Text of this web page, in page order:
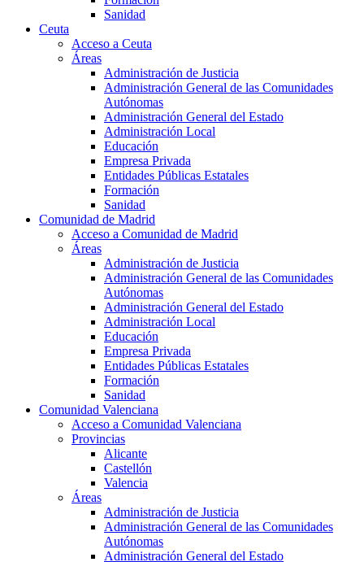
Sanidad
Ceuta
Acceso a Ceuta
Áreas
Administración de Justicia
Administración General de las Comunidades
Autónomas
Administración General del Estado
Administración Local
Educación
Empresa Privada
Entidades Públicas Estatales
Formación
Sanidad
Comunidad de Madrid
Acceso a Comunidad de Madrid
Áreas
Administración de Justicia
Administración General de las Comunidades
Autónomas
Administración General del Estado
Administración Local
Educación
Empresa Privada
Entidades Públicas Estatales
Formación
Sanidad
Comunidad Valenciana
Acceso a Comunidad Valenciana
Provincias
Alicante
Castellón
Valencia
Áreas
Administración de Justicia
Administración General de las Comunidades
Autónomas
Administración General del Estado